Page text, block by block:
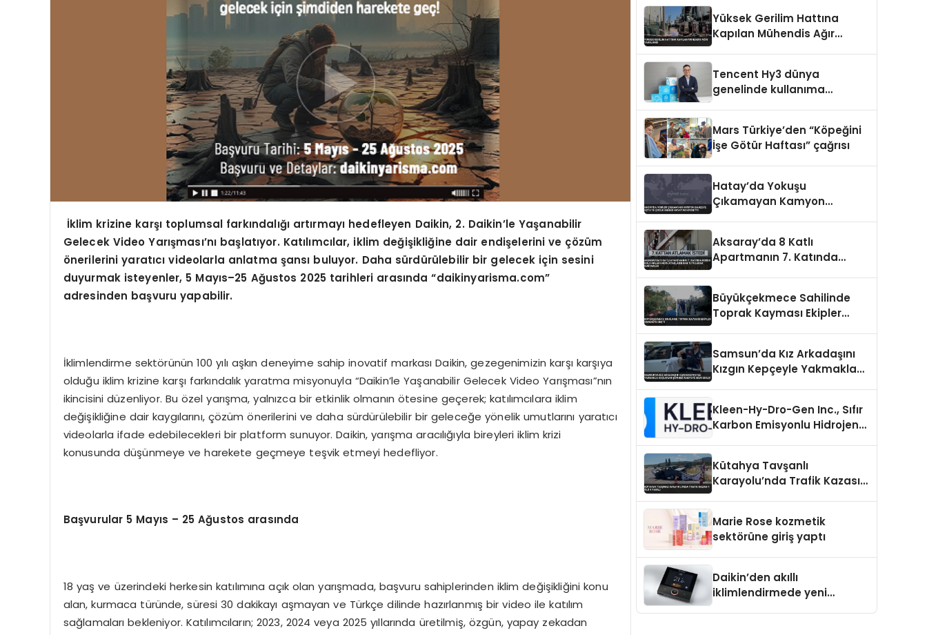
İklim krizine karşı toplumsal farkındalığı artırmayı hedefleyen Daikin, 2. Daikin’le Yaşanabilir
Gelecek Video Yarışması’nı başlatıyor. Katılımcılar, iklim değişikliğine dair endişelerini ve çözüm
önerilerini yaratıcı videolarla anlatma şansı buluyor. Daha sürdürülebilir bir gelecek için sesini
duyurmak isteyenler, 5 Mayıs–25 Ağustos 2025 tarihleri arasında“daikinyarisma.com”
adresinden başvuru yapabilir.
İklimlendirme sektörünün 100 yılı aşkın deneyime sahip inovatif markası Daikin, gezegenimizin karşı karşıya
olduğu iklim krizine karşı farkındalık yaratma misyonuyla “Daikin’le Yaşanabilir Gelecek Video Yarışması”nın
ikincisini düzenliyor. Bu özel yarışma, yalnızca bir etkinlik olmanın ötesine geçerek; katılımcılara iklim
değişikliğine dair kaygılarını, çözüm önerilerini ve daha sürdürülebilir bir geleceğe yönelik umutlarını yaratıcı
videolarla ifade edebilecekleri bir platform sunuyor. Daikin, yarışma aracılığıyla bireyleri iklim krizi
konusunda düşünmeye ve harekete geçmeye teşvik etmeyi hedefliyor.
Başvurular 5 Mayıs – 25 Ağustos arasında
18 yaş ve üzerindeki herkesin katılımına açık olan yarışmada, başvuru sahiplerinden iklim değişikliğini konu
alan, kurmaca türünde, süresi 30 dakikayı aşmayan ve Türkçe dilinde hazırlanmış bir video ile katılım
sağlamaları bekleniyor. Katılımcıların; 2023, 2024 veya 2025 yıllarında üretilmiş, özgün, yapay zekadan
Yüksek Gerilim Hattına
Kapılan Mühendis Ağır
Tencent Hy3 dünya
genelinde kullanıma
Mars Türkiye’den “Köpeğini
İşe Götür Haftası” çağrısı
Hatay’da Yokuşu
Çıkamayan Kamyon
Aksaray’da 8 Katlı
Apartmanın 7. Katında
Kurtarıldı
Büyükçekmece Sahilinde
Toprak Kayması Ekipler
Samsun’da Kız Arkadaşını
Kızgın Kepçeyle Yakmakla
Kleen-Hy-Dro-Gen Inc., Sıfır
Karbon Emisyonlu Hidrojen
Aldı
Kütahya Tavşanlı
Karayolu’nda Trafik Kazası 1
Marie Rose kozmetik
sektörüne giriş yaptı
Daikin’den akıllı
iklimlendirmede yeni